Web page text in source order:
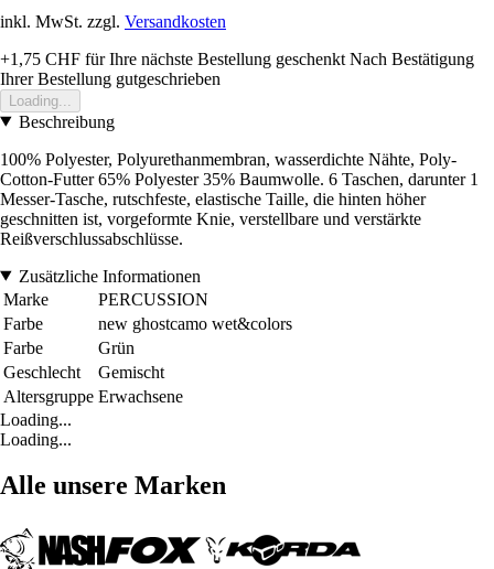
inkl. MwSt. zzgl. Versandkosten
+1,75 CHF für Ihre nächste Bestellung geschenkt Nach Bestätigung
Ihrer Bestellung gutgeschrieben
Loading...
Beschreibung
100% Polyester, Polyurethanmembran, wasserdichte Nähte, Poly-
Cotton-Futter 65% Polyester 35% Baumwolle. 6 Taschen, darunter 1
Messer-Tasche, rutschfeste, elastische Taille, die hinten höher
geschnitten ist, vorgeformte Knie, verstellbare und verstärkte
Reißverschlussabschlüsse.
Zusätzliche Informationen
Marke
PERCUSSION
Farbe
new ghostcamo wet&colors
Farbe
Grün
Geschlecht
Gemischt
Altersgruppe Erwachsene
Loading...
Loading...
Alle unsere Marken